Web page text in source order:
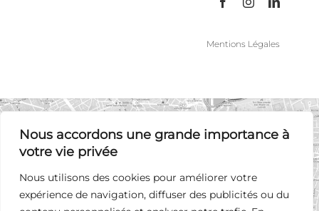
Nous accordons une grande importance à
votre vie privée
Nous utilisons des cookies pour améliorer votre
expérience de navigation, diffuser des publicités ou du
Mentions Légales